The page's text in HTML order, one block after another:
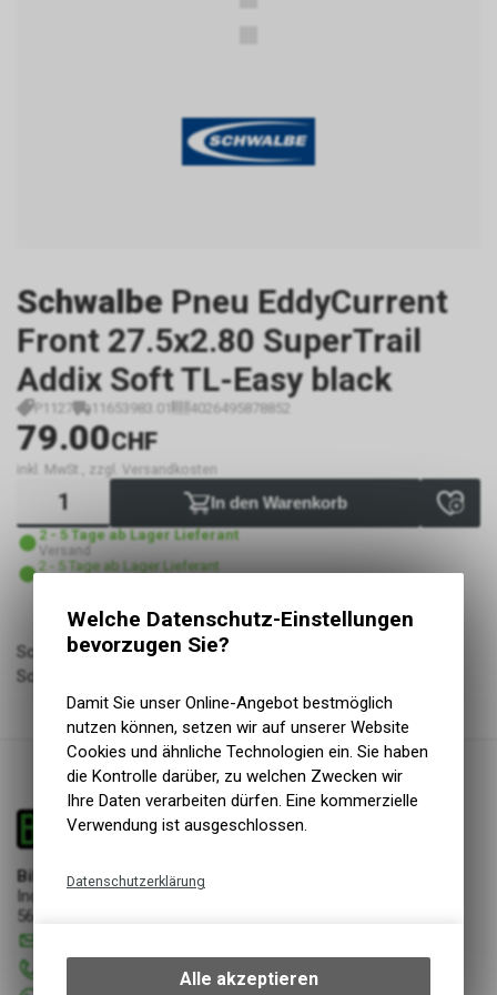
Schwalbe Pneu EddyCurrent
Front 27.5x2.80 SuperTrail
Addix Soft TL-Easy black
P1127 11653983.01 4026495878852
79.00CHF
inkl. MwSt., zzgl. Versandkosten
In den Warenkorb
2 - 5 Tage ab Lager Lieferant
Versand
2 - 5 Tage ab Lager Lieferant
Schwalbe Pneu EddyCurrent Front 27.5x2.80 SuperTrail Addix
Soft TL-Easy black
Bike & Dive GmbH
Industriestrasse 17
5644 Auw
Welche Datenschutz-Einstellungen
bevorzugen Sie?
Damit Sie unser Online-Angebot bestmöglich
nutzen können, setzen wir auf unserer Website
Cookies und ähnliche Technologien ein. Sie haben
die Kontrolle darüber, zu welchen Zwecken wir
Ihre Daten verarbeiten dürfen. Eine kommerzielle
Verwendung ist ausgeschlossen.
Datenschutzerklärung
bestimmte Interaktionen und
Alle akzeptieren